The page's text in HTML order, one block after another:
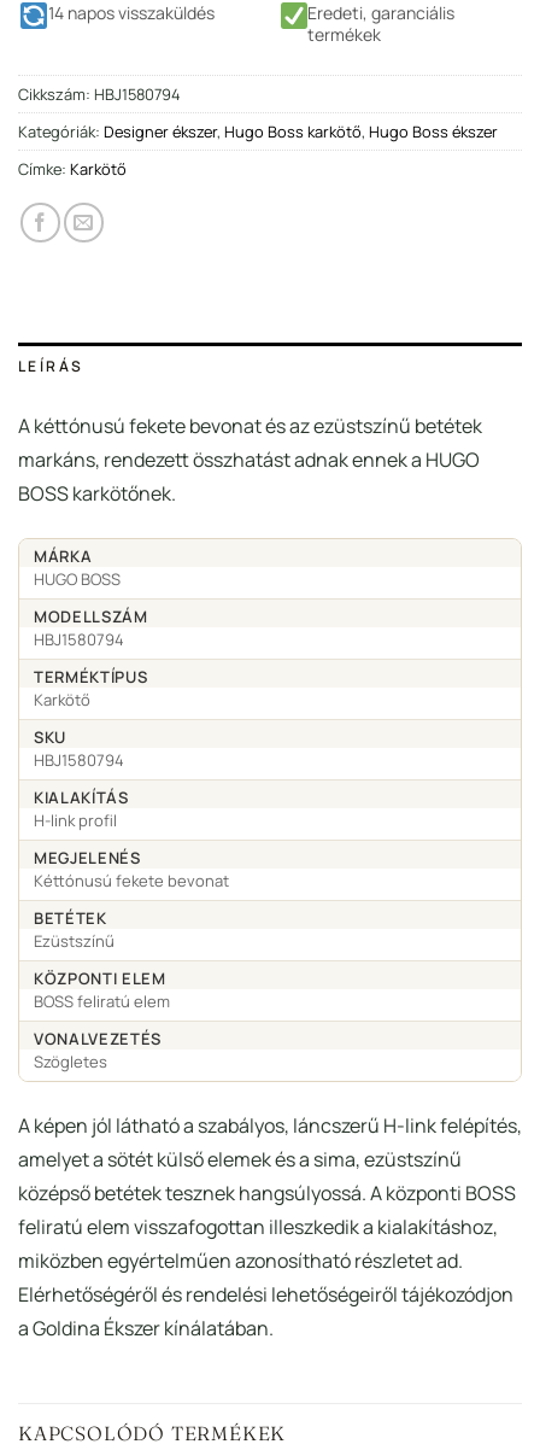
14 napos visszaküldés
Eredeti, garanciális
termékek
Cikkszám: HBJ1580794
Kategóriák: Designer ékszer, Hugo Boss karkötő, Hugo Boss ékszer
Címke: Karkötő
LEÍRÁS
A kéttónusú fekete bevonat és az ezüstszínű betétek
markáns, rendezett összhatást adnak ennek a HUGO
BOSS karkötőnek.
MÁRKA
HUGO BOSS
MODELLSZÁM
HBJ1580794
TERMÉKTÍPUS
Karkötő
SKU
HBJ1580794
KIALAKÍTÁS
H-link profil
MEGJELENÉS
Kéttónusú fekete bevonat
BETÉTEK
Ezüstszínű
KÖZPONTI ELEM
BOSS feliratú elem
VONALVEZETÉS
Szögletes
A képen jól látható a szabályos, láncszerű H-link felépítés,
amelyet a sötét külső elemek és a sima, ezüstszínű
középső betétek tesznek hangsúlyossá. A központi BOSS
feliratú elem visszafogottan illeszkedik a kialakításhoz,
miközben egyértelműen azonosítható részletet ad.
Elérhetőségéről és rendelési lehetőségeiről tájékozódjon
a Goldina Ékszer kínálatában.
KAPCSOLÓDÓ TERMÉKEK